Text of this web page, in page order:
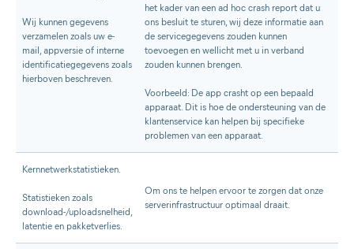
Wij kunnen gegevens
verzamelen zoals uw e-
mail, appversie of interne
identificatiegegevens zoals
hierboven beschreven.
het kader van een ad hoc crash report dat u
ons besluit te sturen, wij deze informatie aan
de servicegegevens zouden kunnen
toevoegen en wellicht met u in verband
zouden kunnen brengen.
Voorbeeld: De app crasht op een bepaald
apparaat. Dit is hoe de ondersteuning van de
klantenservice kan helpen bij specifieke
problemen van een apparaat.
Kernnetwerkstatistieken.
Statistieken zoals
download-/uploadsnelheid,
latentie en pakketverlies.
Om ons te helpen ervoor te zorgen dat onze
serverinfrastructuur optimaal draait.